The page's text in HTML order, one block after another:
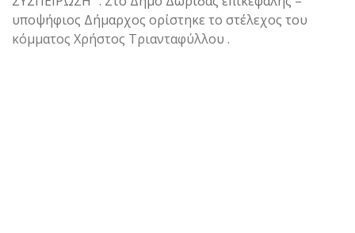
υποψήφιος Δήμαρχος ορίστηκε το στέλεχος του
κόμματος Χρήστος Τριανταφύλλου .